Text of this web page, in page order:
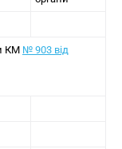
КМ № 903 від